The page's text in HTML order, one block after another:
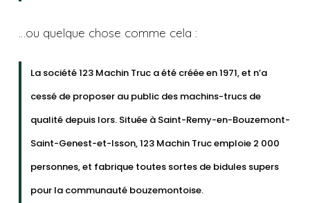
…ou quelque chose comme cela :
La société 123 Machin Truc a été créée en 1971, et n’a
cessé de proposer au public des machins-trucs de
qualité depuis lors. Située à Saint-Remy-en-Bouzemont-
Saint-Genest-et-Isson, 123 Machin Truc emploie 2 000
personnes, et fabrique toutes sortes de bidules supers
pour la communauté bouzemontoise.